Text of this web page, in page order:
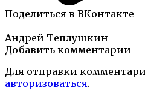
Поделиться в ВКонтакте
Андрей Теплушкин
Добавить комментарии
Для отправки
авторизоваться.